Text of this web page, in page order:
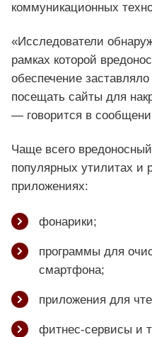
коммуникационных
«Исследователи
рамках которой
обеспечение
посещать сайты для
— говорится в
Чаще всего
популярных утилитах и
приложениях:
фонарики;
программы для
смартфона;
приложения для
фитнес-сервисы и